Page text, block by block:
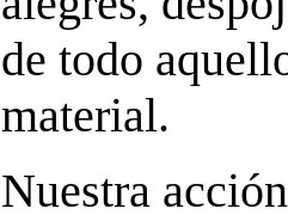
de todo
material.
Nuestra